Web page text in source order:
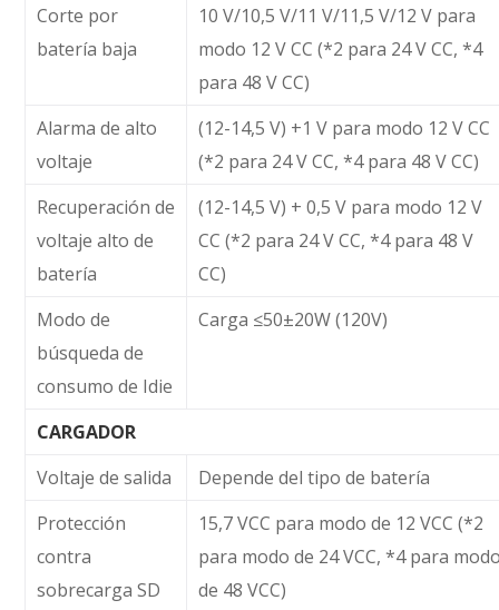
Corte por
batería baja
10 V/10,5 V/11 V/11,5 V/12 V para
modo 12 V CC (*2 para 24 V CC, *4
para 48 V CC)
Alarma de alto
voltaje
(12-14,5 V) +1 V para modo 12 V CC
(*2 para 24 V CC, *4 para 48 V CC)
Recuperación de
voltaje alto de
batería
(12-14,5 V) + 0,5 V para modo 12 V
CC (*2 para 24 V CC, *4 para 48 V
CC)
Modo de
búsqueda de
consumo de Idie
Carga ≤50±20W (120V)
CARGADOR
Voltaje de salida
Depende del tipo de batería
Protección
contra
sobrecarga SD
15,7 VCC para modo de 12 VCC (*2
para modo de 24 VCC, *4 para
de 48 VCC)